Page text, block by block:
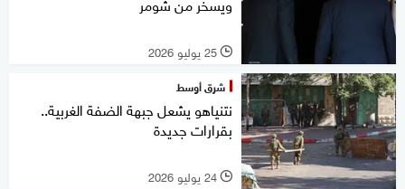
l 25 يوليو 2026
شرق أوسط
نتنياهو يشعل جبهة الضفة الغربية..
بقرارات جديدة
l 24 يوليو 2026